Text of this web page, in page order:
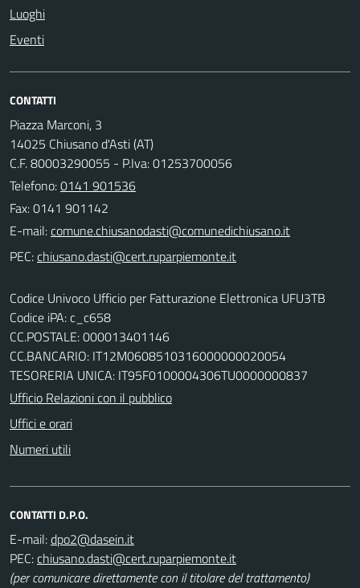
Luoghi
Eventi
CONTATTI
Piazza Marconi, 3
14025 Chiusano d'Asti (AT)
C.F. 80003290055 - P.Iva: 01253700056
Telefono:0141 901536
Fax: 0141 901142
E-mail:
PEC:
Codice Univoco Ufficio per Fatturazione Elettronica UFU3TB
Codice iPA: c_c658
CC.POSTALE: 000013401146
CC.BANCARIO: IT12M0608510316000000020054
TESORERIA UNICA: IT95F0100004306TU0000000837
Ufficio Relazioni con il pubblico
Uffici e orari
Numeri utili
CONTATTI D.P.O.
E-mail:
PEC:
(per comunicare direttamente con il titolare del trattamento)